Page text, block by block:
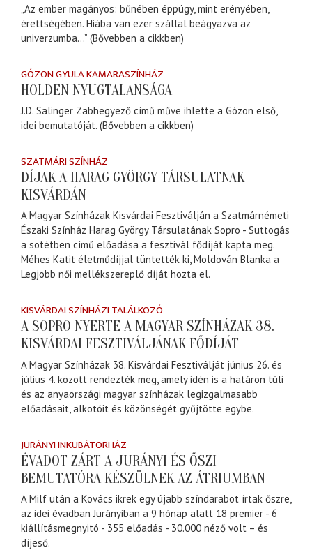
„Az ember magányos: bűnében éppúgy, mint erényében,
érettségében. Hiába van ezer szállal beágyazva az
univerzumba...” (Bővebben a cikkben)
GÓZON GYULA KAMARASZÍNHÁZ
HOLDEN NYUGTALANSÁGA
J.D. Salinger Zabhegyező című műve ihlette a Gózon első,
idei bemutatóját. (Bővebben a cikkben)
SZATMÁRI SZÍNHÁZ
DÍJAK A HARAG GYÖRGY TÁRSULATNAK
KISVÁRDÁN
A Magyar Színházak Kisvárdai Fesztiválján a Szatmárnémeti
Északi Színház Harag György Társulatának Sopro - Suttogás
a sötétben című előadása a fesztivál fődíját kapta meg.
Méhes Katit életműdíjjal tüntették ki, Moldován Blanka a
Legjobb női mellékszereplő díját hozta el.
KISVÁRDAI SZÍNHÁZI TALÁLKOZÓ
A SOPRO NYERTE A MAGYAR SZÍNHÁZAK 38.
KISVÁRDAI FESZTIVÁLJÁNAK FŐDÍJÁT
A Magyar Színházak 38. Kisvárdai Fesztiválját június 26. és
július 4. között rendezték meg, amely idén is a határon túli
és az anyaországi magyar színházak legizgalmasabb
előadásait, alkotóit és közönségét gyűjtötte egybe.
JURÁNYI INKUBÁTORHÁZ
ÉVADOT ZÁRT A JURÁNYI ÉS ŐSZI
BEMUTATÓRA KÉSZÜLNEK AZ ÁTRIUMBAN
A Milf után a Kovács ikrek egy újabb színdarabot írtak őszre,
az idei évadban Jurányiban a 9 hónap alatt 18 premier - 6
kiállításmegnyitó - 355 előadás - 30.000 néző volt – és
díjeső.